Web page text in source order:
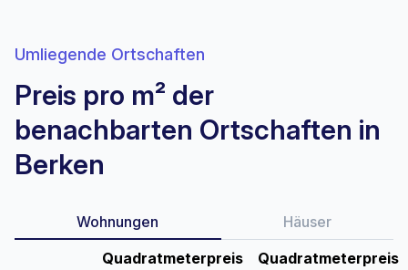
Umliegende Ortschaften
Preis pro m² der
benachbarten Ortschaften in
Berken
Wohnungen Häuser
Quadratmeterpreis
Quadratmeterpreis